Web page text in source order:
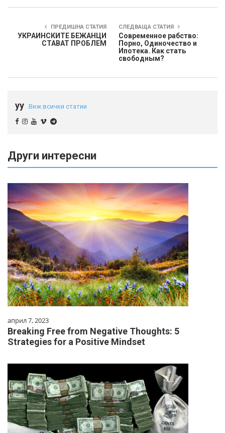
ПРЕДИШНА СТАТИЯ
УКРАИНСКИТЕ БЕЖАНЦИ
СТАВАТ ПРОБЛЕМ
СЛЕДВАЩА СТАТИЯ
Современное рабство:
Порно, Одиночество и
Ипотека. Как стать
свободным?
yy Виж всички статии
Други интересни
април 7, 2023
Breaking Free from Negative Thoughts: 5
Strategies for a Positive Mindset